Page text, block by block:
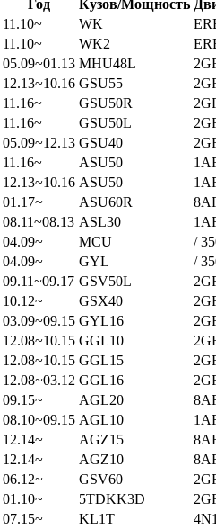
Год Кузов/Мощность
11.10~ WK
11.10~ WK2
05.09~01.13 MHU48L
12.13~10.16 GSU55
11.16~ GSU50R
11.16~ GSU50L
05.09~12.13 GSU40
11.16~ ASU50
12.13~10.16 ASU50
01.17~ ASU60R
08.11~08.13 ASL30
04.09~ MCU
/
04.09~ GYL
/
09.11~09.17 GSV50L
10.12~ GSX40
03.09~09.15 GYL16
12.08~10.15 GGL10
12.08~10.15 GGL15
12.08~03.12 GGL16
09.15~ AGL20
08.10~09.15 AGL10
12.14~ AGZ15
12.14~ AGZ10
06.12~ GSV60
01.10~ 5TDKK3D
07.15~ KL1T